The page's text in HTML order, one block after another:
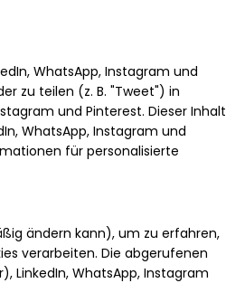
WhatsApp, Instagram und
zu teilen (z. B. "Tweet") in
und Pinterest. Dieser Inhalt
WhatsApp, Instagram und
für personalisierte
ändern kann), um zu erfahren,
verarbeiten. Die abgerufenen
LinkedIn, WhatsApp, Instagram